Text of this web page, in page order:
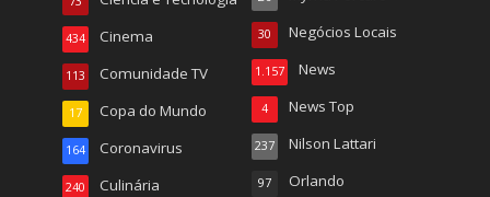
Cinema
434
Comunidade TV
113
Copa do Mundo
17
Coronavirus
164
Culinária
240
Negócios Locais
30
News
1.157
News Top
4
Nilson Lattari
237
Orlando
97